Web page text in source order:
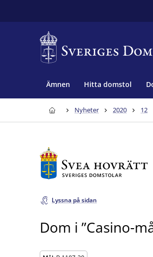
Ämnen Hitta domstol
Nyheter 2020 12
Lyssna på sidan
Dom i ”Casino-